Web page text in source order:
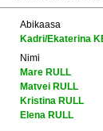
Abikaasa
Kadri/Ekaterina
Nimi
Mare RULL
Matvei RULL
Kristina RULL
Elena RULL